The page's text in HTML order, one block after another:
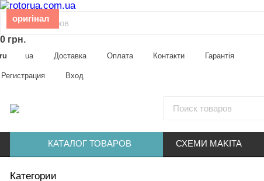
0 грн.
ua Доставка Оплата Контакти Гарантія
Регистрация Вход
КАТАЛОГ ТОВАРОВ СХЕМИ MAKITA
Категории
оригінал
оригінал
оригинал
оригинал
оригінал
оригінал
оригинал
оригинал
оригінал
оригінал
оригинал
оригинал
оригинал
оригинал
оригинал
оригінал